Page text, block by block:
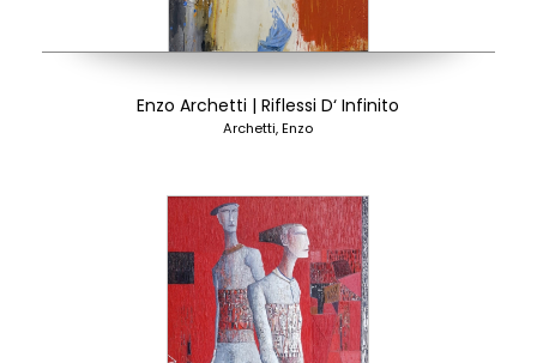
Enzo Archetti | Riflessi D‘ Infinito
Archetti, Enzo